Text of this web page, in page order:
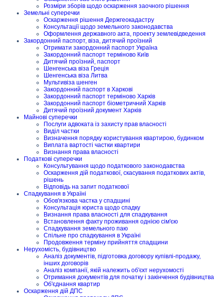
Розміри зборів щодо оскарження заочного рішення
Земельні суперечки
Оскарження рішення Держгеокадастру
Консультації щодо земельного законодавства
Оформлення державного акта, проекту землевідведення
Закордонний паспорт, віза, дитячий проїзний
Отримати закордонний паспорт Україна
Закордонний паспорт терміново Київ
Дитячий проїзний, паспорт
Шенгенська віза Греція
Шенгенська віза Литва
Мультивіза шенген
Закордонний паспорт в Харкові
Закордонний паспорт терміново Харків
Закордонний паспорт біометричний Харків
Дитячий проїзний документ Харків
Майнові суперечки
Послуги адвоката із захисту прав власності
Виділ частки
Визначення порядку користування квартирою, будинком
Виплата вартості частки квартири
Визнання права власності
Податкові суперечки
Консультування щодо податкового законодавства
Оскарження дій податкової, скасування податкових актів,
рішень
Відповідь на запит податкової
Спадкування в Україні
Обов'язкова частка у спадщині
Консультація юриста щодо спадку
Визнання права власності для спадкування
Встановлення факту проживання однією сім'єю
Спадкування земельного паю
Спільне про спадкування в Україні
Продовження терміну прийняття спадщини
Нерухомість, будівництво
Аналіз документів, підготовка договору купівлі-продажу,
інших договорів
Аналіз компанії, якій належить об'єкт нерухомості
Отримання документів для початку і закінчення будівництва
Об'єднання квартир
Оскарження дій ДПС